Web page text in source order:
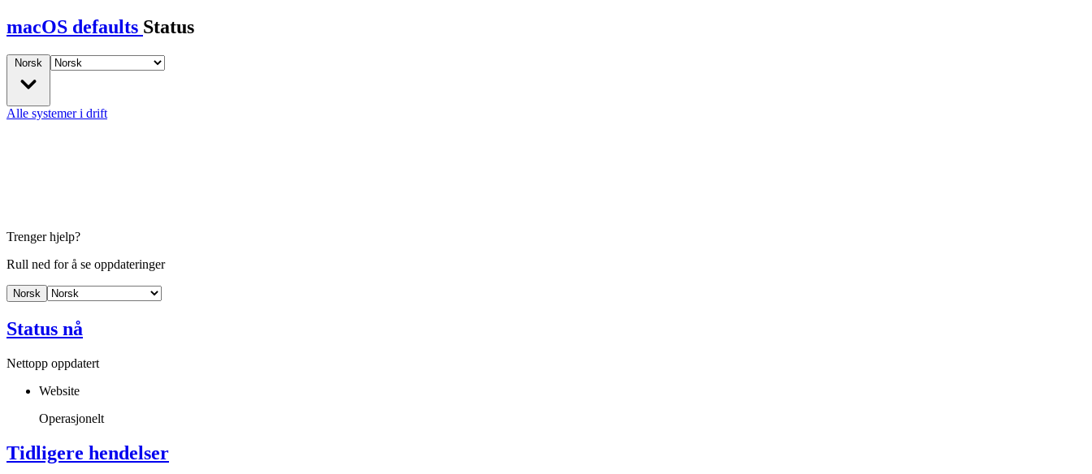
macOS defaults Status
Norsk
Alle systemer i drift
Trenger hjelp?
Rull ned for å se oppdateringer
Norsk
Status nå
Nettopp oppdatert
Website
Operasjonelt
Tidligere hendelser